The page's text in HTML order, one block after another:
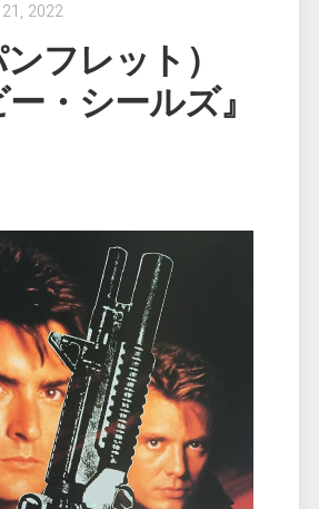
2022
ンフレット）
ー・シールズ』